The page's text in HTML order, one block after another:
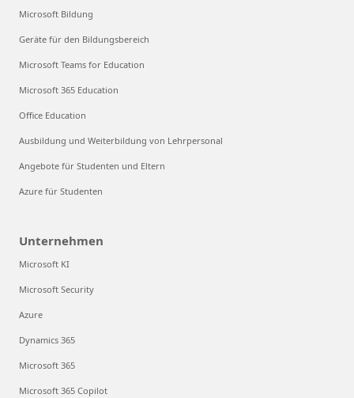
Microsoft Bildung
Geräte für den Bildungsbereich
Microsoft Teams for Education
Microsoft 365 Education
Office Education
Ausbildung und Weiterbildung von Lehrpersonal
Angebote für Studenten und Eltern
Azure für Studenten
Unternehmen
Microsoft KI
Microsoft Security
Azure
Dynamics 365
Microsoft 365
Microsoft 365 Copilot